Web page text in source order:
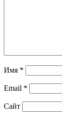
Имя *
Email *
Сайт